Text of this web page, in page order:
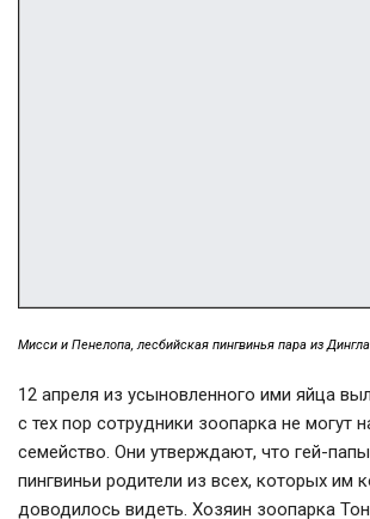
Мисси и Пенелопа, лесбийская пингвинья пара из Дингла
12 апреля из усыновленного ими яйца
с тех пор сотрудники зоопарка не могут
семейство. Они утверждают, что гей-
пингвиньи родители из всех, которых им
доводилось видеть. Хозяин зоопарка